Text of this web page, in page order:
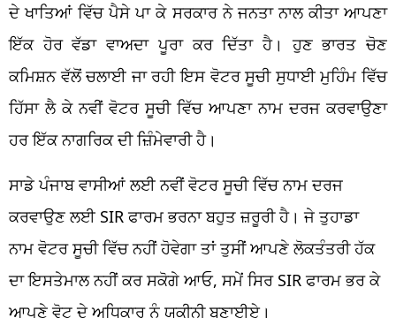
ਦੇ ਖਾਤਿਆਂ ਵਿੱਚ ਪੈਸੇ ਪਾ ਕੇ ਸਰਕਾਰ ਨੇ ਜਨਤਾ ਨਾਲ ਕੀਤਾ ਆਪਣਾ
ਇੱਕ ਹੋਰ ਵੱਡਾ ਵਾਅਦਾ ਪੂਰਾ ਕਰ ਦਿੱਤਾ ਹੈ। ਹੁਣ ਭਾਰਤ ਚੋਣ
ਕਮਿਸ਼ਨ ਵੱਲੋਂ ਚਲਾਈ ਜਾ ਰਹੀ ਇਸ ਵੋਟਰ ਸੂਚੀ ਸੁਧਾਈ ਮੁਹਿੰਮ ਵਿੱਚ
ਹਿੱਸਾ ਲੈ ਕੇ ਨਵੀਂ ਵੋਟਰ ਸੂਚੀ ਵਿੱਚ ਆਪਣਾ ਨਾਮ ਦਰਜ ਕਰਵਾਉਣਾ
ਹਰ ਇੱਕ ਨਾਗਰਿਕ ਦੀ ਜ਼ਿੰਮੇਵਾਰੀ ਹੈ।
ਸਾਡੇ ਪੰਜਾਬ ਵਾਸੀਆਂ ਲਈ ਨਵੀਂ ਵੋਟਰ ਸੂਚੀ ਵਿੱਚ ਨਾਮ ਦਰਜ
ਕਰਵਾਉਣ ਲਈ SIR ਫਾਰਮ ਭਰਨਾ ਬਹੁਤ ਜ਼ਰੂਰੀ ਹੈ। ਜੇ ਤੁਹਾਡਾ
ਨਾਮ ਵੋਟਰ ਸੂਚੀ ਵਿੱਚ ਨਹੀਂ ਹੋਵੇਗਾ ਤਾਂ ਤੁਸੀਂ ਆਪਣੇ ਲੋਕਤੰਤਰੀ ਹੱਕ
ਦਾ ਇਸਤੇਮਾਲ ਨਹੀਂ ਕਰ ਸਕੋਗੇ ਆਓ, ਸਮੇਂ ਸਿਰ SIR ਫਾਰਮ ਭਰ ਕੇ
ਆਪਣੇ ਵੋਟ ਦੇ ਅਧਿਕਾਰ ਨੂੰ ਯਕੀਨੀ ਬਣਾਈਏ।